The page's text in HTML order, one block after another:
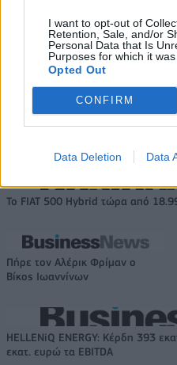
I want to opt-out of
Retention, Sale, and/or
Personal Data that Is
Purposes for which it was
Opted Out
CONFIRM
Data Deletion Data
IAB Hellas: Νέα Διοικούσα
Πρόεδρος ο Γαληνός Γιαγλής
Νέο Audi A2 e-tron με στόχο
την κορυφή της
Το FIAT 500 Hybrid τώρα από
Πήρε τον Αλέρικ Φρίμαν ο
Βίκος Ιωαννίνων
HELLENiQ ENERGY: Κέρδη 393
εκατ. ευρώ τα EBITDA